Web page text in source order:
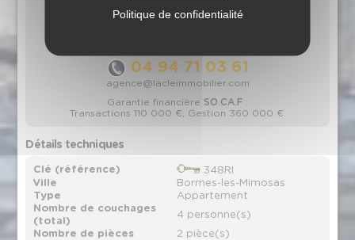
Politique de confidentialité
Résidence Les Jardins du Golfe
04 94 71 03 61
agence@lacleimmobilier.com
Garantie financière SO.CA.F :
Transactions 110 000 €, Gestion 360 000 €.
Détails techniques
Clé (référence)
348RI
Ville
Bormes-les-Mimosas
Type
Appartement
Nombre de couchages
(total)
4 personne(s)
Nombre de pièces
2 pièce(s)